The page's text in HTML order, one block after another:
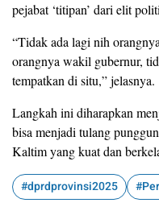
pejabat ‘titipan’ dari elit
“Tidak ada lagi nih
orangnya wakil gubernur,
tempatkan di situ,” jelasnya.
Langkah ini diharapkan
bisa menjadi tulang
Kaltim yang kuat dan
#dprdprovinsi2025